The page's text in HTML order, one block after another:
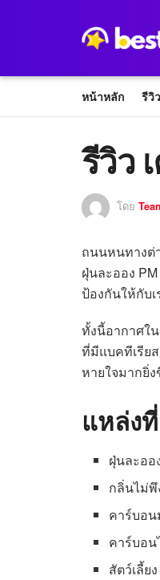
หน้าหลัก รีวิ
รีวิว
โดย
ถนนหนทางต่
ฝุ่นละออง
ป้องกันให้กับ
ทั้งนี้อากาศใ
ที่มีแบคทีเรีย
หายใจมากยิ่
แหล่ง
ฝุ่นละออ
กลิ่นไม่พึ
คาร์บอ
คาร์บอ
สัตว์เลี้ยง